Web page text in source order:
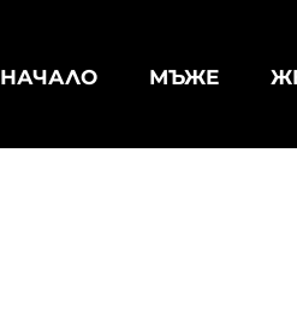
НАЧАЛО МЪЖЕ